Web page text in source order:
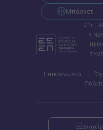
Μπάσκετ
21+ |
Επικοινωνία